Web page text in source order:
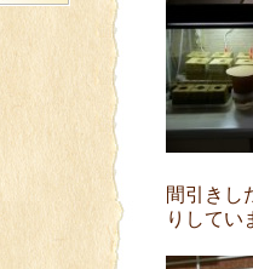
間引きし
りしてい